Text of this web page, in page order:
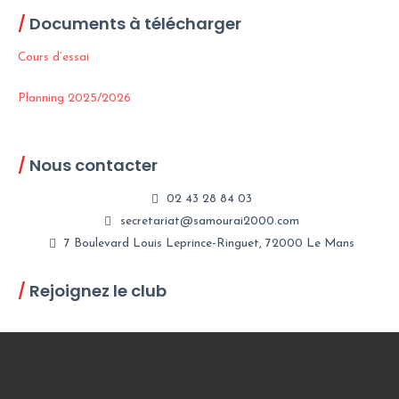
/ Documents à télécharger
Cours d’essai
Planning 2025/2026
/ Nous contacter
02 43 28 84 03
secretariat@samourai2000.com
7 Boulevard Louis Leprince-Ringuet, 72000 Le Mans
/ Rejoignez le club